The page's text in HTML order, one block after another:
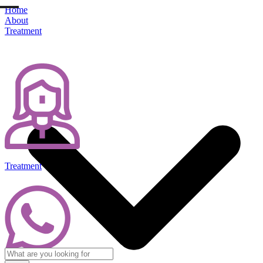
Home
About
Treatment
Treatment